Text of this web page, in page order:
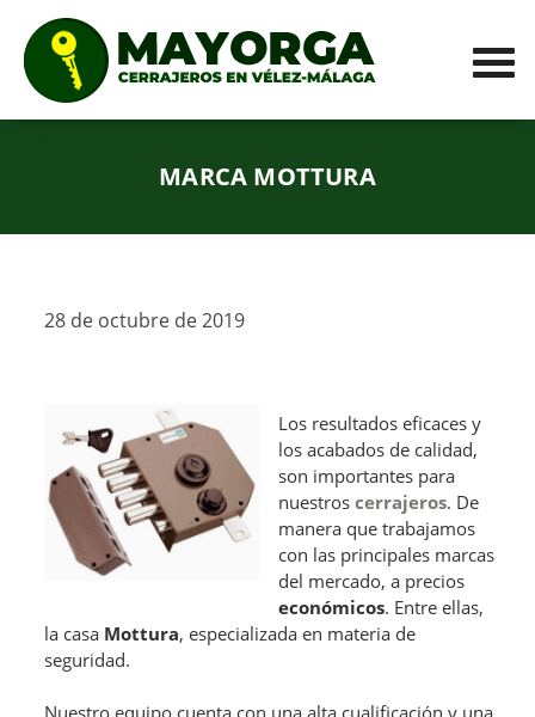
MARCA MOTTURA
28 de octubre de 2019
Los resultados eficaces y
los acabados de calidad,
son importantes para
nuestroscerrajeros. De
manera que trabajamos
con las principales marcas
del mercado, a precios
económicos. Entre ellas,
la casa Mottura, especializada en materia de
seguridad.